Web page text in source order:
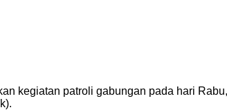
kegiatan patroli gabungan pada hari